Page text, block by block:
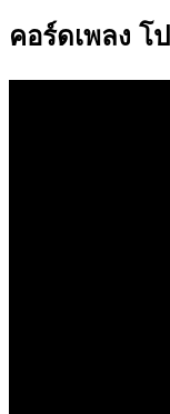
คอร์ดเพลง โ